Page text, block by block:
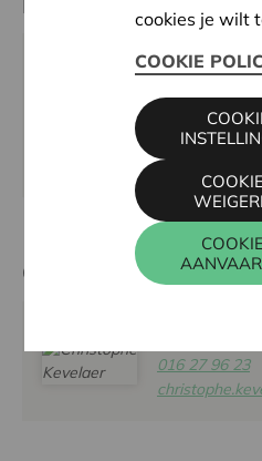
Unité Les Scouts de
bois du bosquet 2, 1331
https://
Contactpersoon
016 27 96 23
cookies je wilt
COOKIE